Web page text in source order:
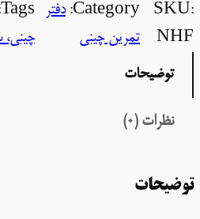
SKU:
NHF
Category: دفتر
تمرین چینی
Tags:
توضیحات
نظرات (0)
توضیحات